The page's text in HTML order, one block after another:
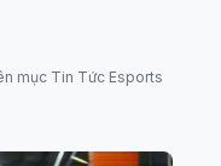
mục Tin Tức Esports